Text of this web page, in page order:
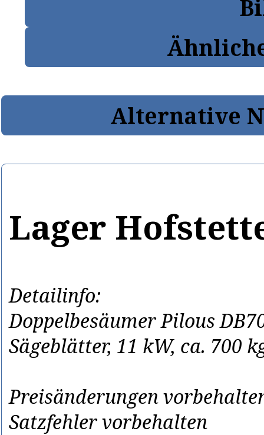
Alternative
Lager
Detailinfo:
Doppelbesäumer Pilous
Sägeblätter, 11 kW, ca. 700
Preisänderungen
Satzfehler vorbehalten